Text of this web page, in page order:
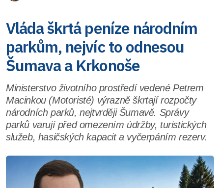
Vláda škrtá peníze národním
parkům, nejvíc to odnesou
Šumava a Krkonoše
Ministerstvo životního prostředí vedené Petrem
Macinkou (Motoristé) výrazně škrtají rozpočty
národních parků, nejtvrději Šumavě. Správy
parků varují před omezením údržby, turistických
služeb, hasičských kapacit a vyčerpáním rezerv.